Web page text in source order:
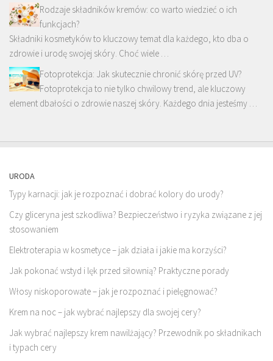
Rodzaje składników kremów: co warto wiedzieć o ich
funkcjach?
Składniki kosmetyków to kluczowy temat dla każdego, kto dba o
zdrowie i urodę swojej skóry. Choć wiele …
Fotoprotekcja: Jak skutecznie chronić skórę przed UV?
Fotoprotekcja to nie tylko chwilowy trend, ale kluczowy
element dbałości o zdrowie naszej skóry. Każdego dnia jesteśmy …
URODA
Typy karnacji: jak je rozpoznać i dobrać kolory do urody?
Czy gliceryna jest szkodliwa? Bezpieczeństwo i ryzyka związane z jej
stosowaniem
Elektroterapia w kosmetyce – jak działa i jakie ma korzyści?
Jak pokonać wstyd i lęk przed siłownią? Praktyczne porady
Włosy niskoporowate – jak je rozpoznać i pielęgnować?
Krem na noc – jak wybrać najlepszy dla swojej cery?
Jak wybrać najlepszy krem nawilżający? Przewodnik po składnikach
i typach cery